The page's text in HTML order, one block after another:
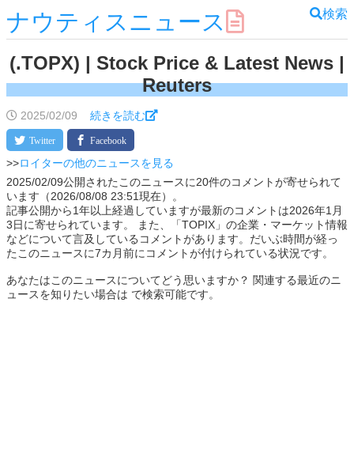
ナウティスニュース 検索
(.TOPX) | Stock Price & Latest News |
Reuters
2025/02/09 続きを読む
>>ロイターの他のニュースを見る
2025/02/09公開されたこのニュースに20件のコメントが寄せられて
います（2026/08/08 23:51現在）。
記事公開から1年以上経過していますが最新のコメントは2026年1月
3日に寄せられています。 また、「TOPIX」の企業・マーケット情報
などについて言及しているコメントがあります。だいぶ時間が経っ
たこのニュースに7カ月前にコメントが付けられている状況です。
あなたはこのニュースについてどう思いますか？ 関連する最近のニ
ュースを知りたい場合は で検索可能です。